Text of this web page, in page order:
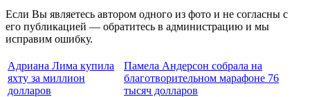
Если Вы являетесь автором одного из фото и не согласны с
его публикацией — обратитесь в администрацию и мы
исправим ошибку.
Адриана Лима купила
яхту за миллион
долларов
Памела Андерсон собрала на
благотворительном марафоне 76
тысяч долларов